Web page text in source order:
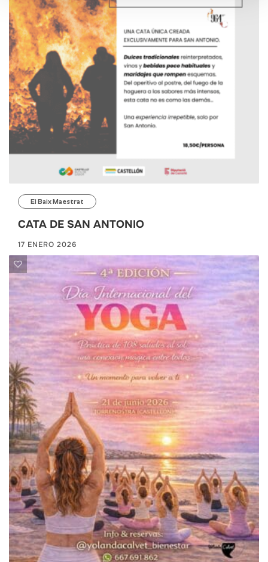
El Baix Maestrat
CATA DE SAN ANTONIO
17 ENERO 2026